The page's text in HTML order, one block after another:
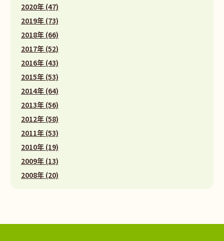
2020年 (47)
2019年 (73)
2018年 (66)
2017年 (52)
2016年 (43)
2015年 (53)
2014年 (64)
2013年 (56)
2012年 (58)
2011年 (53)
2010年 (19)
2009年 (13)
2008年 (20)